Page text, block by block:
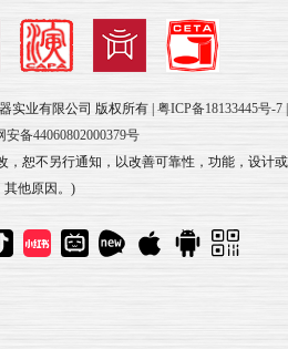
实业有限公司 版权所有 | 粤ICP备18133445号-7 |
安备44060802000379号
，恕不另行通知，以改善可靠性，功能，设计或
其他原因。)